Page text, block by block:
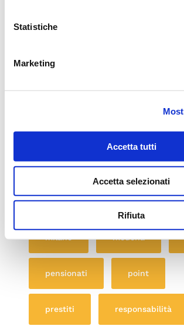
Statistiche
Marketing
Accetta tutti
Accetta selezionati
Rifiuta
Auxilia Finance
credito creditoefinanza
fiaip finanziamenti Pmi
immobiliare imprese
mediazione creditizia
milano modena
pensionati point
prestiti responsabilità